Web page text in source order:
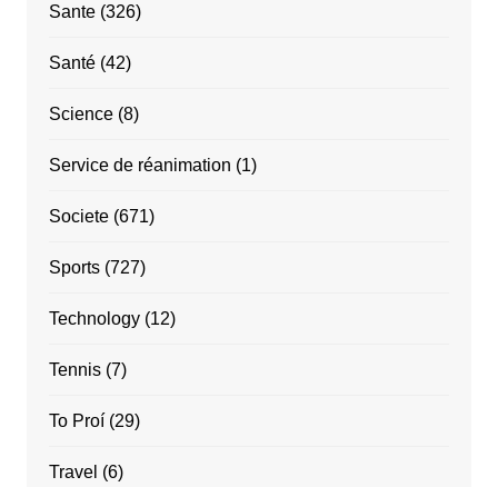
Sante(326)
Santé(42)
Science(8)
Service de réanimation (1)
Societe(671)
Sports(727)
Technology(12)
Tennis(7)
To Proí(29)
Travel (6)